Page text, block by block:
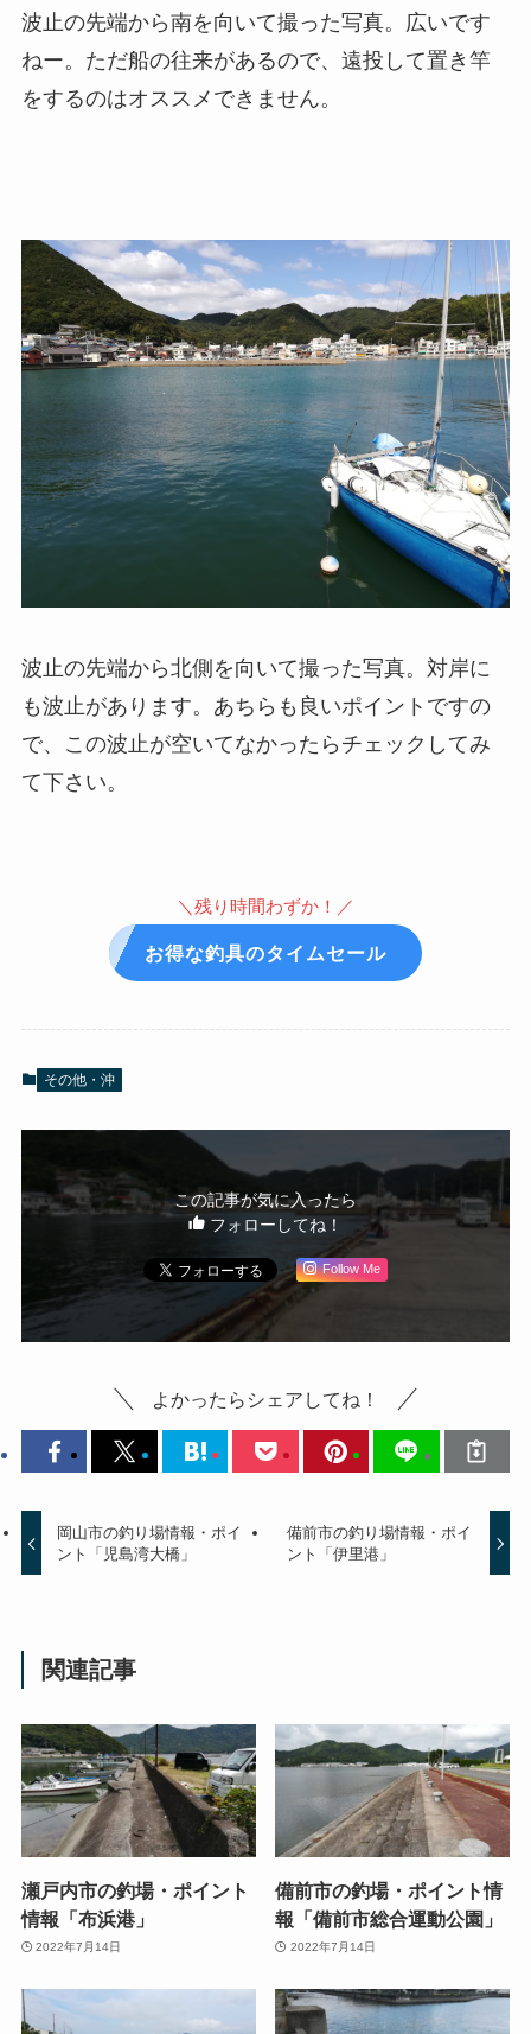
波止の先端から南を向いて撮った写真。広いです
ねー。ただ船の往来があるので、遠投して置き竿
をするのはオススメできません。
波止の先端から北側を向いて撮った写真。対岸に
も波止があります。あちらも良いポイントですの
で、この波止が空いてなかったらチェックしてみ
て下さい。
＼残り時間わずか！／
お得な釣具のタイムセール
その他・沖
この記事が気に入ったら
フォローしてね！
Follow Me
よかったらシェアしてね！
岡山市の釣り場情報・ポイ
ント「児島湾大橋」
備前市の釣り場情報・ポイ
ント「伊里港」
関連記事
瀬戸内市の釣場・ポイント
情報「布浜港」
2022年7月14日
備前市の釣場・ポイント情
報「備前市総合運動公園」
2022年7月14日